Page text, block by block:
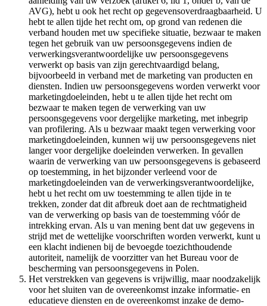
AVG), hebt u ook het recht op gegevensoverdraagbaarheid. U
hebt te allen tijde het recht om, op grond van redenen die
verband houden met uw specifieke situatie, bezwaar te maken
tegen het gebruik van uw persoonsgegevens indien de
verwerkingsverantwoordelijke uw persoonsgegevens
verwerkt op basis van zijn gerechtvaardigd belang,
bijvoorbeeld in verband met de marketing van producten en
diensten. Indien uw persoonsgegevens worden verwerkt voor
marketingdoeleinden, hebt u te allen tijde het recht om
bezwaar te maken tegen de verwerking van uw
persoonsgegevens voor dergelijke marketing, met inbegrip
van profilering. Als u bezwaar maakt tegen verwerking voor
marketingdoeleinden, kunnen wij uw persoonsgegevens niet
langer voor dergelijke doeleinden verwerken. In gevallen
waarin de verwerking van uw persoonsgegevens is gebaseerd
op toestemming, in het bijzonder verleend voor de
marketingdoeleinden van de verwerkingsverantwoordelijke,
hebt u het recht om uw toestemming te allen tijde in te
trekken, zonder dat dit afbreuk doet aan de rechtmatigheid
van de verwerking op basis van de toestemming vóór de
intrekking ervan. Als u van mening bent dat uw gegevens in
strijd met de wettelijke voorschriften worden verwerkt, kunt u
een klacht indienen bij de bevoegde toezichthoudende
autoriteit, namelijk de voorzitter van het Bureau voor de
bescherming van persoonsgegevens in Polen.
Het verstrekken van gegevens is vrijwillig, maar noodzakelijk
voor het sluiten van de overeenkomst inzake informatie- en
educatieve diensten en de overeenkomst inzake de demo-